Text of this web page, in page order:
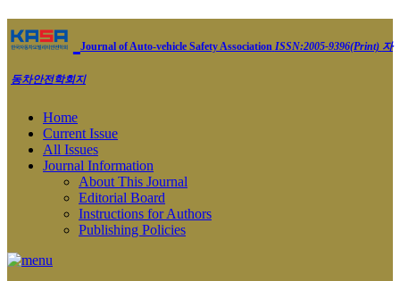
Journal of Auto-vehicle Safety Association ISSN:2005-9396(Print) 자
동차안전학회지
Home
Current Issue
All Issues
Journal Information
About This Journal
Editorial Board
Instructions for Authors
Publishing Policies